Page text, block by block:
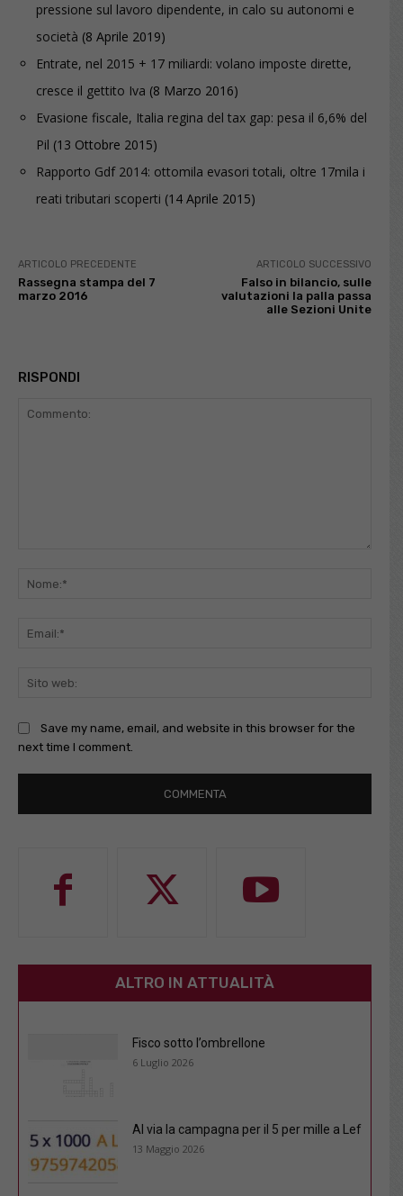
pressione sul lavoro dipendente, in calo su autonomi e
società (8 Aprile 2019)
Entrate, nel 2015 + 17 miliardi: volano imposte dirette,
cresce il gettito Iva (8 Marzo 2016)
Evasione fiscale, Italia regina del tax gap: pesa il 6,6% del
Pil (13 Ottobre 2015)
Rapporto Gdf 2014: ottomila evasori totali, oltre 17mila i
reati tributari scoperti (14 Aprile 2015)
ARTICOLO PRECEDENTE
Rassegna stampa del 7
marzo 2016
ARTICOLO SUCCESSIVO
Falso in bilancio, sulle
valutazioni la palla passa
alle Sezioni Unite
RISPONDI
Save my name, email, and website in this browser for the
next time I comment.
ALTRO IN ATTUALITÀ
Fisco sotto l’ombrellone
6 Luglio 2026
Al via la campagna per il 5 per mille a Lef
13 Maggio 2026